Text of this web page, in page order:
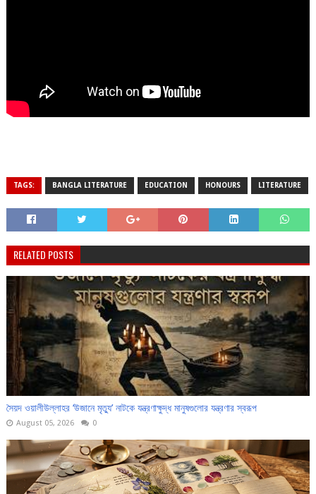
TAGS: BANGLA LITERATURE EDUCATION HONOURS LITERATURE
RELATED POSTS
সৈয়দ ওয়ালীউল্লাহর ‘উজানে মৃত্যু’ নাটকে যন্ত্রণাক্ষুদ্ধ মানুষগুলোর যন্ত্রণার স্বরূপ
August 05, 2026 0